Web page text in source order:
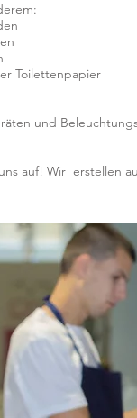
Toilettenpapier
und
auf! Wir erstellen